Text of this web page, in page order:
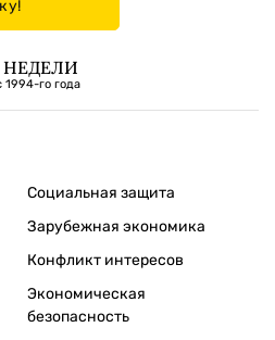
НЕДЕЛИ
го года
Социальная защита
Зарубежная экономика
Конфликт интересов
Экономическая
безопасность